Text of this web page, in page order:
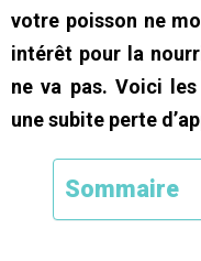
votre poisson ne
intérêt pour la
ne va pas. Voici
une subite perte
Sommaire